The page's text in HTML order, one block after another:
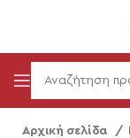
Αρχική σελίδα